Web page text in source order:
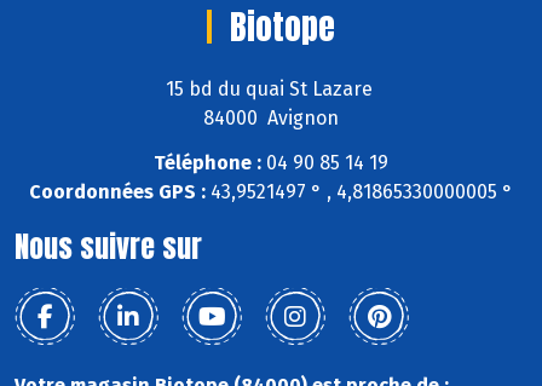
Biotope
15 bd du quai St Lazare
84000 Avignon
Téléphone : 04 90 85 14 19
Coordonnées GPS : 43,9521497 ° , 4,81865330000005 °
Nous suivre sur